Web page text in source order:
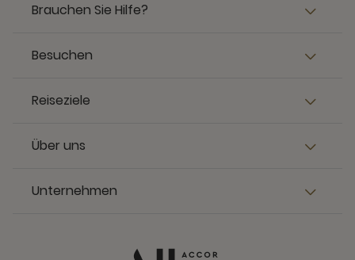
Brauchen Sie Hilfe?
Besuchen
Reiseziele
Über uns
Unternehmen